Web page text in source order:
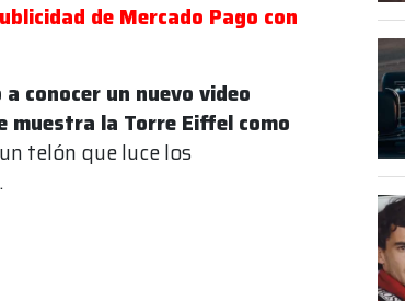
de Mercado Pago con
conocer un nuevo video
muestra la Torre Eiffel como
telón que luce los